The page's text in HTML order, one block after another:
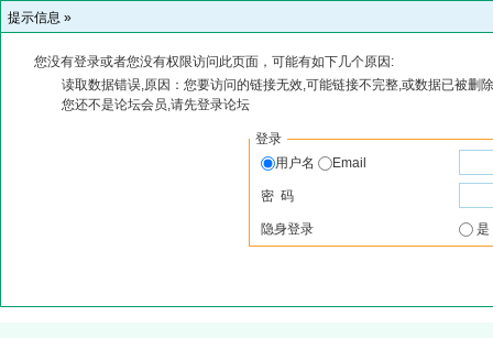
提示信息 »
您没有登录或者您没有权限访问此页面，可能有如下几个原因:
读取数据错误,原因：您要访问的链接无效,可能链接不完整,或数据已被删
您还不是论坛会员,请先登录论坛
登录
用户名
Email
密 码
隐身登录